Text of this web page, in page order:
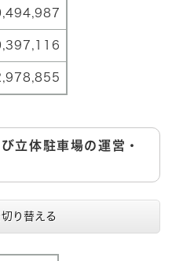
立体駐車場の運営・
り替える